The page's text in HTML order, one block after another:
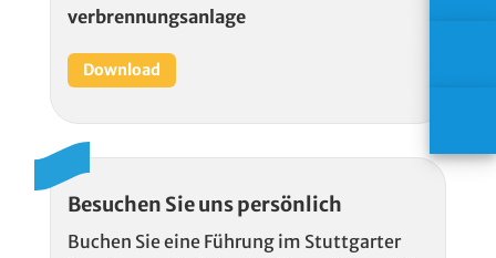
verbrennungs­anlage
Download
Besuchen Sie uns persönlich
Buchen Sie eine Führung im Stuttgarter